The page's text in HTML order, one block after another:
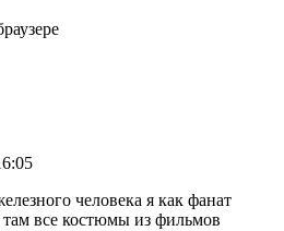
человека я как фанат
там все костюмы из фильмов